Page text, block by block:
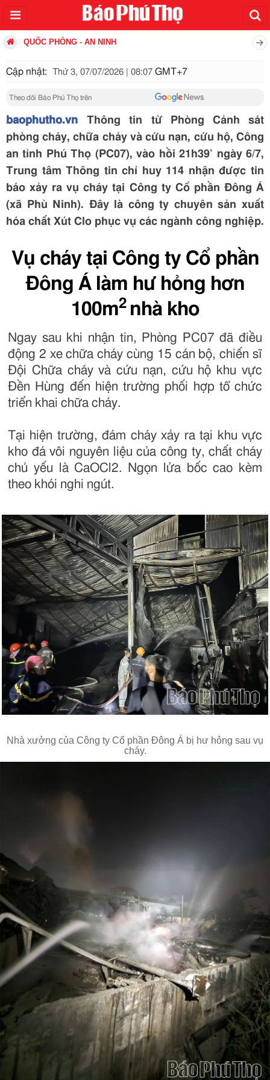
QUỐC PHÒNG - AN NINH
Cập nhật: Thứ 3, 07/07/2026 | 08:07 GMT+7
Theo dõi Báo Phú Thọ trên
baophutho.vn Thông tin từ Phòng Cảnh sát
phòng cháy, chữa cháy và cứu nạn, cứu hộ, Công
an tỉnh Phú Thọ (PC07), vào hồi 21h39’ ngày 6/7,
Trung tâm Thông tin chỉ huy 114 nhận được tin
báo xảy ra vụ cháy tại Công ty Cổ phần Đông Á
(xã Phù Ninh). Đây là công ty chuyên sản xuất
hóa chất Xút Clo phục vụ các ngành công nghiệp.
Vụ cháy tại Công ty Cổ phần
Đông Á làm hư hỏng hơn
100m2 nhà kho
Ngay sau khi nhận tin, Phòng PC07 đã điều
động 2 xe chữa cháy cùng 15 cán bộ, chiến sĩ
Đội Chữa cháy và cứu nạn, cứu hộ khu vực
Đền Hùng đến hiện trường phối hợp tổ chức
triển khai chữa cháy.
Tại hiện trường, đám cháy xảy ra tại khu vực
kho đá vôi nguyên liệu của công ty, chất cháy
chủ yếu là CaOCl2. Ngọn lửa bốc cao kèm
theo khói nghi ngút.
Nhà xưởng của Công ty Cổ phần Đông Á bị hư hỏng sau vụ
cháy.